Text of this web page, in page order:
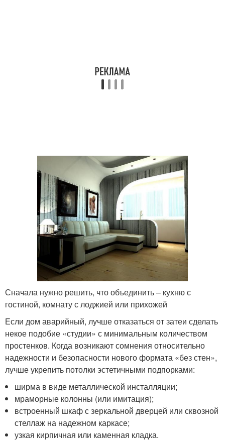
Сначала нужно решить, что объединить – кухню с
гостиной, комнату с лоджией или прихожей
Если дом аварийный, лучше отказаться от затеи сделать
некое подобие «студии» с минимальным количеством
простенков. Когда возникают сомнения относительно
надежности и безопасности нового формата «без стен»,
лучше укрепить потолки эстетичными подпорками:
ширма в виде металлической инсталляции;
мраморные колонны (или имитация);
встроенный шкаф с зеркальной дверцей или сквозной
стеллаж на надежном каркасе;
узкая кирпичная или каменная кладка.